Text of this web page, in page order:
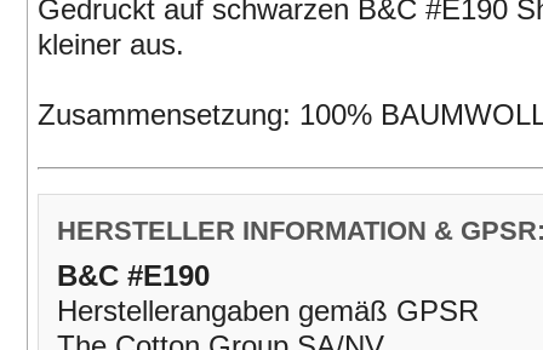
Gedruckt auf schwarzen B&C #E190
kleiner aus.
Zusammensetzung: 100%
HERSTELLER INFORMATION &
B&C #E190
Herstellerangaben gemäß GPSR